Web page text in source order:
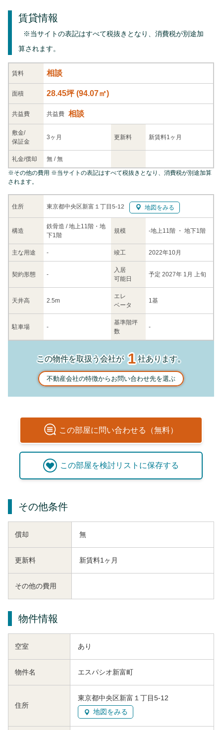
賃貸情報
※当サイトの表記はすべて税抜きとなり、消費税が別途加
算されます。
賃料 相談
面積 28.45坪(94.07㎡)
共益費 共益費 相談
敷金/
保証金
3ヶ月 更新料 新賃料1ヶ月
礼金/償却 無 /無
住所 東京都中央区新富１丁目5-12 地図をみる
構造
鉄骨造 / 地上11階・地
下1階
規模 -地上11階 ・ 地下1階
主な用途 - 竣工 2022年10月
契約形態 -
入居
可能日
予定 2027年 1月 上旬
天井高 2.5m
エレ
ベータ
1基
駐車場 -
基準階坪
数
-
※その他の費用 ※当サイトの表記はすべて税抜きとなり、消費税が別途加算
されます。
この物件を取扱う会社が1社あります。
不動産会社の特徴からお問い合わせ先を選ぶ
この部屋に問い合わせる（無料）
この部屋を検討リストに保存する
その他条件
償却 無
更新料 新賃料1ヶ月
その他の費用
物件情報
空室 あり
物件名 エスパシオ新富町
住所
東京都中央区新富１丁目5-12
地図をみる